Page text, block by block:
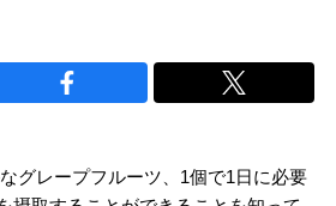
グレープフルーツ、1個で1日に必要